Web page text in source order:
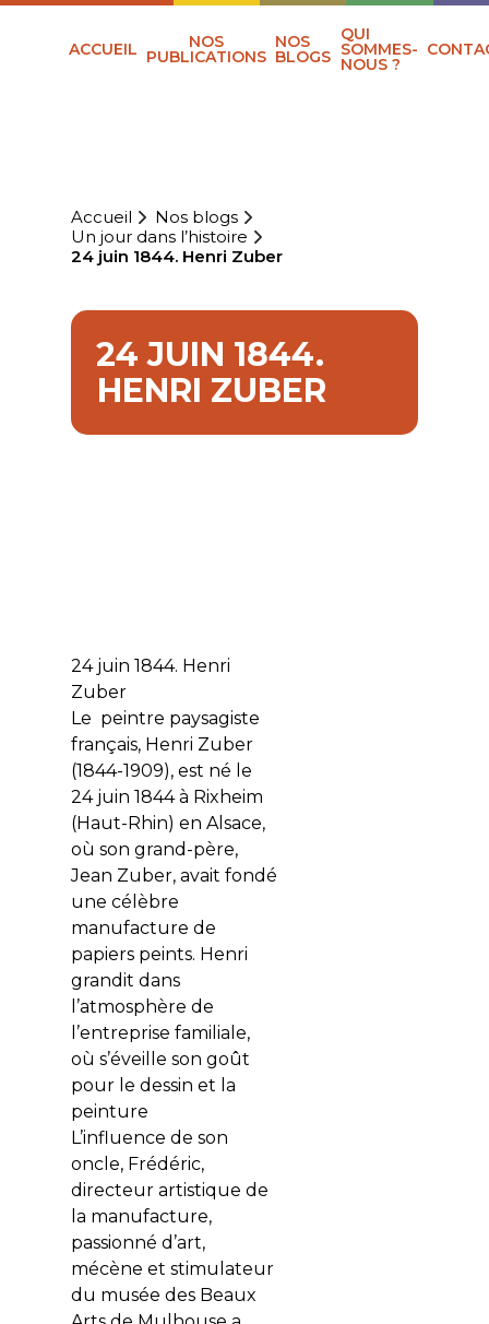
ACCUEIL NOS
PUBLICATIONS
NOS
BLOGS
QUI
SOMMES-
NOUS ?
Accueil
Nos blogs
Un jour dans l’histoire
24 juin 1844. Henri Zuber
24 JUIN 1844.
HENRI ZUBER
24 juin 1844. Henri
Zuber
Le peintre paysagiste
français, Henri Zuber
(1844-1909), est né le
24 juin 1844 à Rixheim
(Haut-Rhin) en Alsace,
où son grand-père,
Jean Zuber, avait fondé
une célèbre
manufacture de
papiers peints. Henri
grandit dans
l’atmosphère de
l’entreprise familiale,
où s’éveille son goût
pour le dessin et la
peinture
L’influence de son
oncle, Frédéric,
directeur artistique de
la manufacture,
passionné d’art,
mécène et stimulateur
du musée des Beaux